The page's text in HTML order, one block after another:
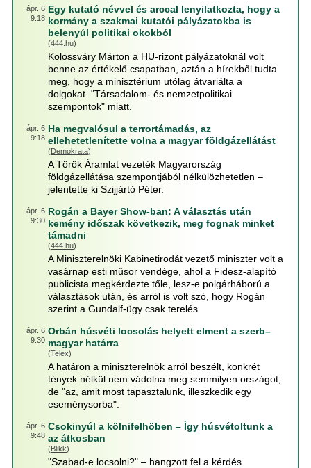
ápr. 6
9:18
Egy kutató névvel és arccal lenyilatkozta, hogy a
kormány a szakmai kutatói pályázatokba is
belenyúl politikai okokból
(444.hu)
Kolossváry Márton a HU-rizont pályázatoknál volt
benne az értékelő csapatban, aztán a hírekből tudta
meg, hogy a minisztérium utólag átvariálta a
dolgokat. "Társadalom- és nemzetpolitikai
szempontok" miatt.
ápr. 6
9:18
Ha megvalósul a terrortámadás, az
ellehetetlenítette volna a magyar földgázellátást
(Demokrata)
A Török Áramlat vezeték Magyarország
földgázellátása szempontjából nélkülözhetetlen –
jelentette ki Szijjártó Péter.
ápr. 6
9:30
Rogán a Bayer Show-ban: A választás után
kemény időszak következik, meg fognak minket
támadni
(444.hu)
A Miniszterelnöki Kabinetirodát vezető miniszter volt a
vasárnap esti műsor vendége, ahol a Fidesz-alapító
publicista megkérdezte tőle, lesz-e polgárháború a
választások után, és arról is volt szó, hogy Rogán
szerint a Gundalf-ügy csak terelés.
ápr. 6
9:30
Orbán húsvéti locsolás helyett elment a szerb–
magyar határra
(Telex)
A határon a miniszterelnök arról beszélt, konkrét
tények nélkül nem vádolna meg semmilyen országot,
de "az, amit most tapasztalunk, illeszkedik egy
eseménysorba".
ápr. 6
9:48
Csokinyúl a kölnifelhöben – Így húsvétoltunk a
az átkosban
(Blikk)
"Szabad-e locsolni?" – hangzott fel a kérdés